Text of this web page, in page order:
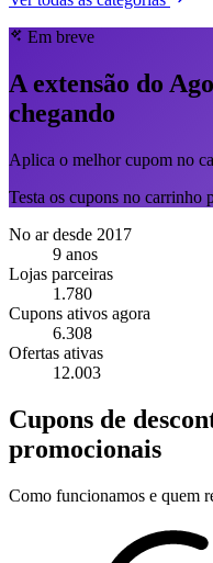
Em breve
A extensão do
chegando
Aplica o melhor cupom no
Testa os cupons no carrinho
No ar desde 2017
9 anos
Lojas parceiras
1.780
Cupons ativos agora
6.308
Ofertas ativas
12.003
Cupons de
promocionais
Como funcionamos e quem